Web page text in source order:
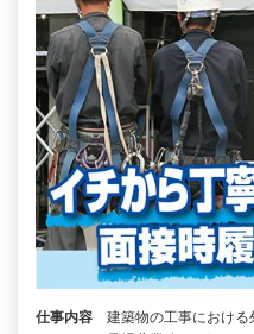
仕事内容
建築物の工事におけ